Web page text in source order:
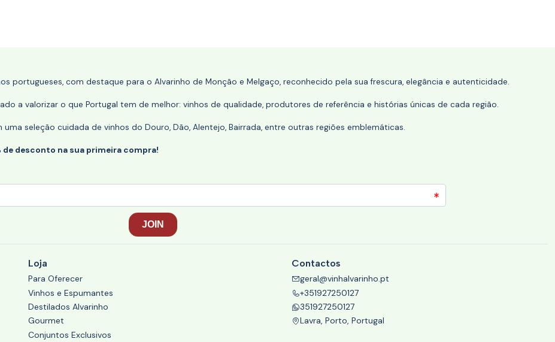
portugueses, com destaque para o Alvarinho de Monção e Melgaço, reconhecido pela sua frescura, elegância e autenticidade.
a valorizar o que Portugal tem de melhor: vinhos de qualidade, produtores de referência e histórias únicas de cada região.
seleção cuidada de vinhos do Douro, Dão, Alentejo, Bairrada, entre outras regiões emblemáticas.
de desconto na sua primeira compra!
Loja
Para Oferecer
Vinhos e Espumantes
Destilados Alvarinho
Gourmet
Conjuntos Exclusivos
Contactos
geral@vinhalvarinho.pt
+351927250127
351927250127
Lavra, Porto, Portugal